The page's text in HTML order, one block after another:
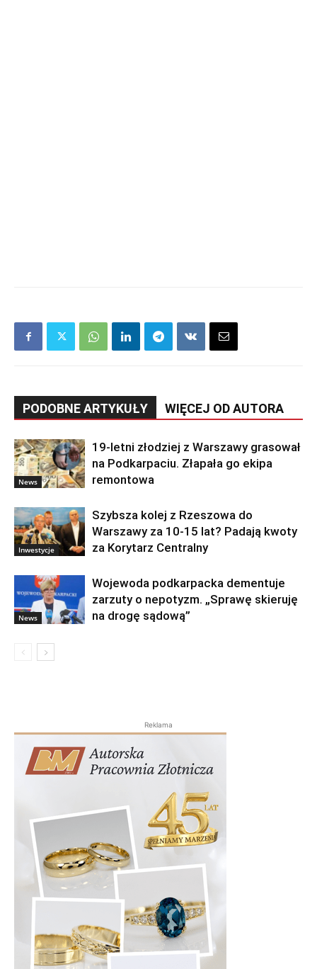
PODOBNE ARTYKUŁY WIĘCEJ OD AUTORA
News
19-letni złodziej z Warszawy grasował
na Podkarpaciu. Złapała go ekipa
remontowa
Inwestycje
Szybsza kolej z Rzeszowa do
Warszawy za 10-15 lat? Padają kwoty
za Korytarz Centralny
News
Wojewoda podkarpacka dementuje
zarzuty o nepotyzm. „Sprawę skieruję
na drogę sądową”
Reklama